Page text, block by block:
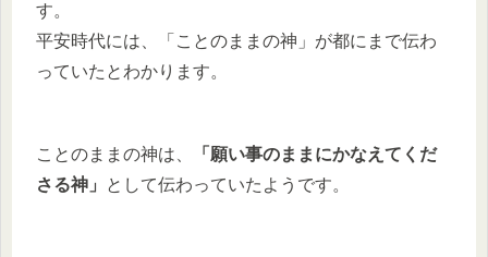
す。
平安時代には、「ことのままの神」が都にまで伝わ
っていたとわかります。
ことのままの神は、
「願い事のままにかなえてくだ
さる神」
として伝わっていたようです。